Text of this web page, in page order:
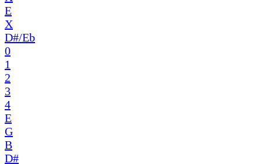
E
X
D#/Eb
0
1
2
3
4
E
G
B
D#